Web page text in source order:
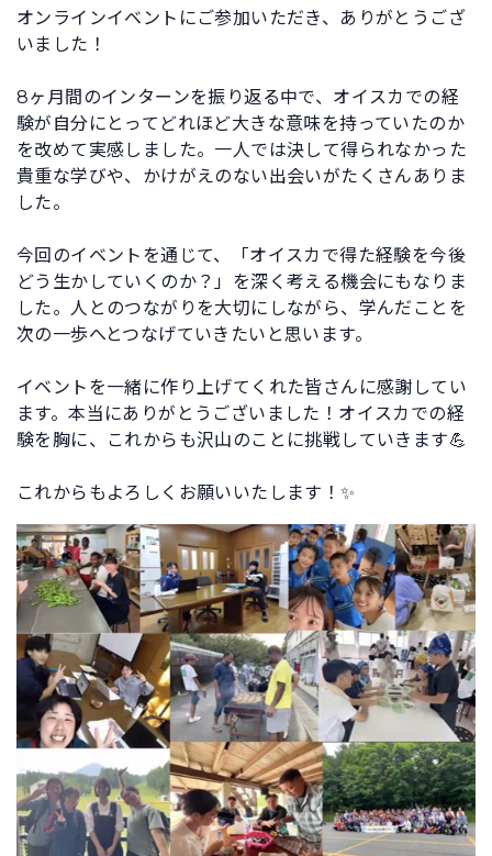
オンラインイベントにご参加いただき、ありがとうござ
いました！
8ヶ月間のインターンを振り返る中で、オイスカでの経
験が自分にとってどれほど大きな意味を持っていたのか
を改めて実感しました。一人では決して得られなかった
貴重な学びや、かけがえのない出会いがたくさんありま
した。
今回のイベントを通じて、「オイスカで得た経験を今後
どう生かしていくのか？」を深く考える機会にもなりま
した。人とのつながりを大切にしながら、学んだことを
次の一歩へとつなげていきたいと思います。
イベントを一緒に作り上げてくれた皆さんに感謝してい
ます。本当にありがとうございました！オイスカでの経
験を胸に、これからも沢山のことに挑戦していきます💪
これからもよろしくお願いいたします！✨